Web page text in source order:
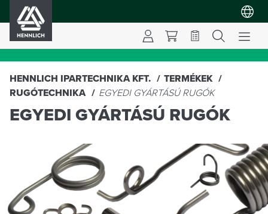
HENNLICH IPARTECHNIKA KFT.
TERMÉKEK
RUGÓTECHNIKA
EGYEDI GYÁRTÁSÚ RUGÓK
EGYEDI GYÁRTÁSÚ RUGÓK